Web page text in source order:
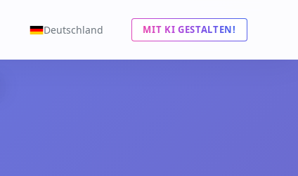
Deutschland MIT KI GESTALTEN!